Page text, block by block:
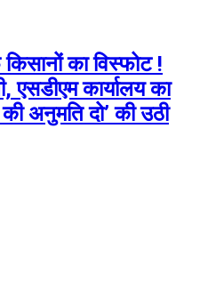
का विस्फोट !
एसडीएम कार्यालय का
की अनुमति दो’ की उठी